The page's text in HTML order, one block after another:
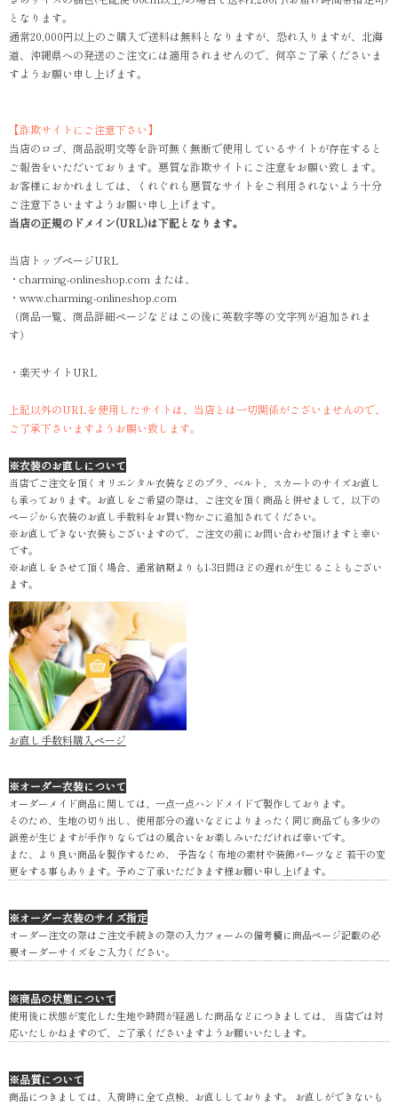
となります。
通常20,000円以上のご購入で送料は無料となりますが、恐れ入りますが、北海
道、沖縄県への発送のご注文には適用されませんので、何卒ご了承くださいま
すようお願い申し上げます。
【詐欺サイトにご注意下さい】
当店のロゴ、商品説明文等を許可無く無断で使用しているサイトが存在すると
ご報告をいただいております。悪質な詐欺サイトにご注意をお願い致します。
お客様におかれましては、くれぐれも悪質なサイトをご利用されないよう十分
ご注意下さいますようお願い申し上げます。
当店の正規のドメイン(URL)は下記となります。
当店トップページURL
・charming-onlineshop.com または、
・www.charming-onlineshop.com
（商品一覧、商品詳細ページなどはこの後に英数字等の文字列が追加されま
す）
・楽天サイトURL
上記以外のURLを使用したサイトは、当店とは一切関係がございませんので、
ご了承下さいますようお願い致します。
※衣装のお直しについて
当店でご注文を頂くオリエンタル衣装などのブラ、ベルト、スカートのサイズお直し
も承っております。お直しをご希望の際は、ご注文を頂く商品と併せまして、以下の
ページから衣装のお直し手数料をお買い物かごに追加されてください。
※お直しできない衣装もございますので、ご注文の前にお問い合わせ頂けますと幸い
です。
※お直しをさせて頂く場合、通常納期よりも1-3日間ほどの遅れが生じることもござい
ます。
お直し手数料購入ページ
※オーダー衣装について
オーダーメイド商品に関しては、一点一点ハンドメイドで製作しております。
そのため、生地の切り出し、使用部分の違いなどによりまったく同じ商品でも多少の
誤差が生じますが手作りならではの風合いをお楽しみいただければ幸いです。
また、より良い商品を製作するため、 予告なく布地の素材や装飾パーツなど 若干の変
更をする事もあります。予めご了承いただきます様お願い申し上げます。
※オーダー衣装のサイズ指定
オーダー注文の際はご注文手続きの際の入力フォームの備考欄に商品ページ記載の必
要オーダーサイズをご入力ください。
※商品の状態について
使用後に状態が変化した生地や時間が経過した商品などにつきましては、 当店では対
応いたしかねますので、ご了承くださいますようお願いいたします。
※品質について
商品につきましては、入荷時に全て点検、お直ししております。 お直しができないも